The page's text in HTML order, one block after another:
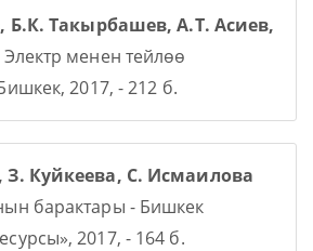
Б.К. Такырбашев, А.Т. Асиев,
Электр менен тейлөө
2017, - 212 б.
Куйкеева, С. Исмаилова
барактары - Бишкек
2017, - 164 б.